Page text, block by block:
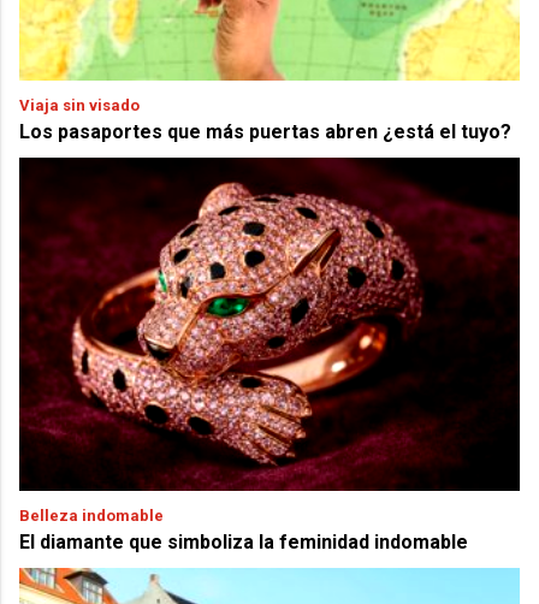
Viaja sin visado
Los pasaportes que más puertas abren ¿está el tuyo?
Belleza indomable
El diamante que simboliza la feminidad indomable